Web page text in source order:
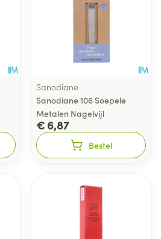
Sanodiane
Sanodiane 106 Soepele
Metalen Nagelvijl
€ 6,87
Bestel